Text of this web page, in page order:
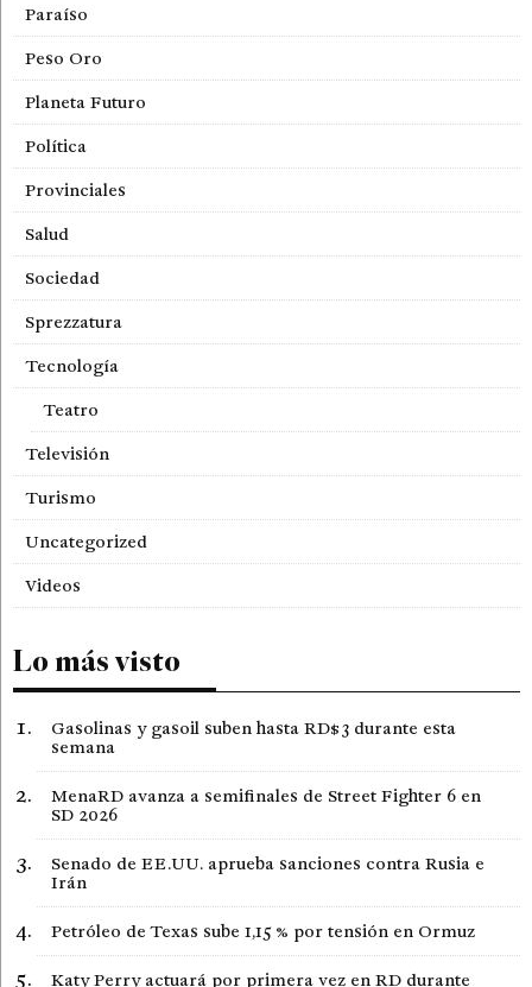
Paraíso
Peso Oro
Planeta Futuro
Política
Provinciales
Salud
Sociedad
Sprezzatura
Tecnología
Teatro
Televisión
Turismo
Uncategorized
Videos
Lo más visto
Gasolinas y gasoil suben hasta RD$3 durante esta
semana
MenaRD avanza a semifinales de Street Fighter 6 en
SD 2026
Senado de EE.UU. aprueba sanciones contra Rusia e
Irán
Petróleo de Texas sube 1,15 % por tensión en Ormuz
Katy Perry actuará por primera vez en RD durante